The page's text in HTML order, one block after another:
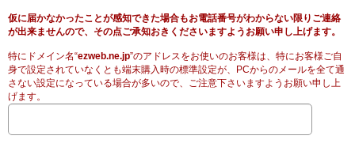
仮に届かなかったことが感知できた場合もお電話番号がわからない限りご連絡
が出来ませんので、その点ご承知おきくださいますようお願い申し上げます。
特にドメイン名“ezweb.ne.jp”のアドレスをお使いのお客様は、特にお客様ご自
身で設定されていなくとも端末購入時の標準設定が、PCからのメールを全て通
さない設定になっている場合が多いので、ご注意下さいますようお願い申し上
げます。